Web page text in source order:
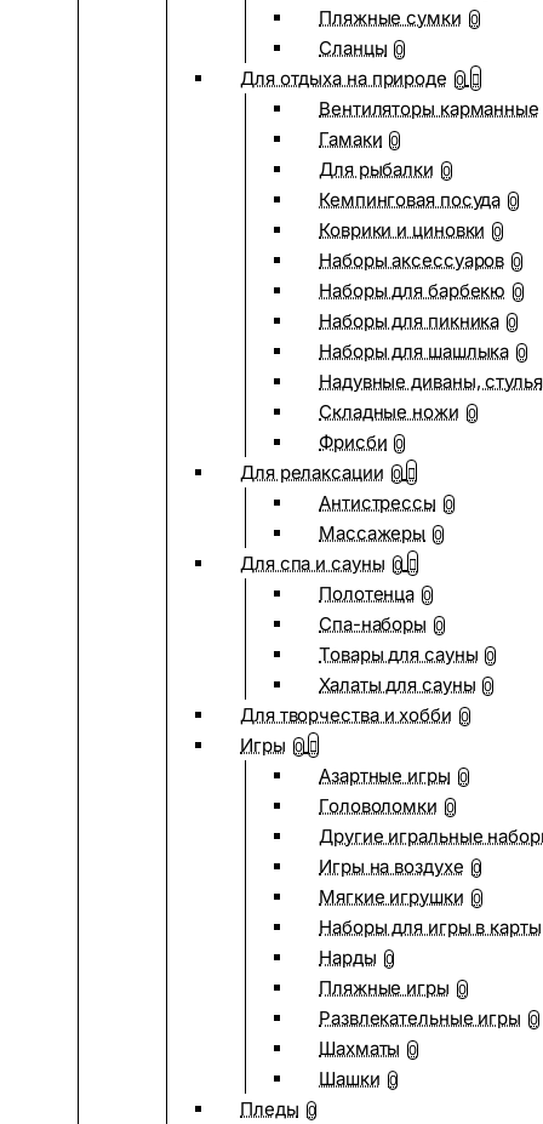
Пляжные сумки 0
Сланцы 0
Для отдыха на природе 0
Вентиляторы карманные
Гамаки 0
Для рыбалки 0
Кемпинговая посуда 0
Коврики и циновки 0
Наборы аксессуаров 0
Наборы для барбекю 0
Наборы для пикника 0
Наборы для шашлыка 0
Надувные диваны, стулья
Складные ножи 0
Фрисби 0
Для релаксации 0
Антистрессы 0
Массажеры 0
Для спа и сауны 0
Полотенца 0
Спа-наборы 0
Товары для сауны 0
Халаты для сауны 0
Для творчества и хобби 0
Игры 0
Азартные игры 0
Головоломки 0
Другие игральные
Игры на воздухе 0
Мягкие игрушки 0
Наборы для игры в карты
Нарды 0
Пляжные игры 0
Развлекательные игры 0
Шахматы 0
Шашки 0
Пледы 0